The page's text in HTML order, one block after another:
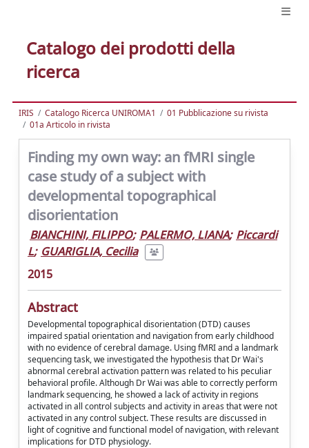
Catalogo dei prodotti della
ricerca
IRIS Catalogo Ricerca UNIROMA1
01 Pubblicazione su rivista
01a Articolo in rivista
Finding my own way: an fMRI single
case study of a subject with
developmental topographical
disorientation
BIANCHINI, FILIPPO; PALERMO, LIANA; Piccardi
L; GUARIGLIA, Cecilia
2015
Abstract
Developmental topographical disorientation (DTD) causes
impaired spatial orientation and navigation from early childhood
with no evidence of cerebral damage. Using fMRI and a landmark
sequencing task, we investigated the hypothesis that Dr Wai's
abnormal cerebral activation pattern was related to his peculiar
behavioral profile. Although Dr Wai was able to correctly perform
landmark sequencing, he showed a lack of activity in regions
activated in all control subjects and activity in areas that were not
activated in any control subject. These results are discussed in
light of cognitive and functional model of navigation, with relevant
implications for DTD physiology.